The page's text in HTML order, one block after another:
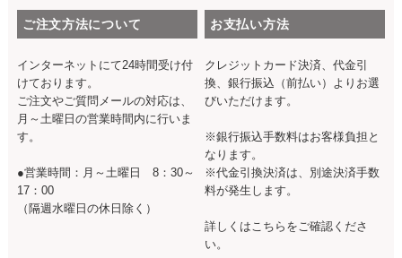
ご注文方法について
インターネットにて24時間受け付
けております。
ご注文やご質問メールの対応は、
月～土曜日の営業時間内に行いま
す。
●営業時間：月～土曜日 8：30～
17：00
（隔週水曜日の休日除く）
お支払い方法
クレジットカード決済、代金引
換、銀行振込（前払い）よりお選
びいただけます。
※銀行振込手数料はお客様負担と
なります。
※代金引換決済は、別途決済手数
料が発生します。
詳しくはこちら をご確認くださ
い。